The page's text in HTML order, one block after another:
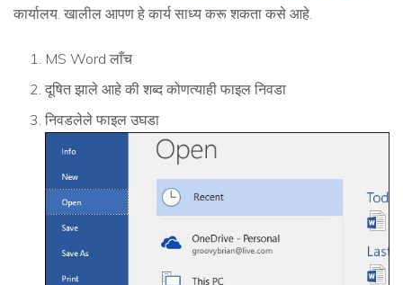
कार्यालय. खालील आपण हे कार्य साध्य करू शकता कसे आहे.
MS Word लाँच
दूषित झाले आहे की शब्द कोणत्याही फाइल निवडा
निवडलेले फाइल उघडा